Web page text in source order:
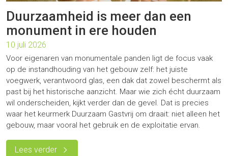
Duurzaamheid is meer dan een
monument in ere houden
10 juli 2026
Voor eigenaren van monumentale panden ligt de focus vaak
op de instandhouding van het gebouw zelf: het juiste
voegwerk, verantwoord glas, een dak dat zowel beschermt als
past bij het historische aanzicht. Maar wie zich écht duurzaam
wil onderscheiden, kijkt verder dan de gevel. Dat is precies
waar het keurmerk Duurzaam Gastvrij om draait: niet alleen het
gebouw, maar vooral het gebruik en de exploitatie ervan.
Lees verder